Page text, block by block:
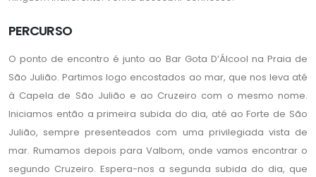
PERCURSO
O ponto de encontro é junto ao Bar Gota D’Álcool na Praia de
São Julião. Partimos logo encostados ao mar, que nos leva até
à Capela de São Julião e ao Cruzeiro com o mesmo nome.
Iniciamos então a primeira subida do dia, até ao Forte de São
Julião, sempre presenteados com uma privilegiada vista de
mar. Rumamos depois para Valbom, onde vamos encontrar o
segundo Cruzeiro. Espera-nos a segunda subida do dia, que